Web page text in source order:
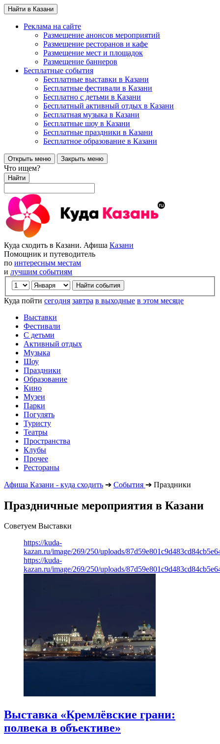
Найти в Казани
Реклама на сайте
Размещение анонсов мероприятий
Размещение ресторанов и кафе
Размещение мест и площадок
Размещение баннеров
Бесплатные события
Бесплатные выставки в Казани
Бесплатные фестивали в Казани
Бесплатно с детьми в Казани
Бесплатный активный отдых в Казани
Бесплатная музыка в Казани
Бесплатные шоу в Казани
Бесплатные праздники в Казани
Бесплатное образование в Казани
Открыть меню Закрыть меню
Что ищем?
Найти
Куда сходить в Казани. Афиша Казани
Помощник и путеводитель
по интересным местам
и лучшим событиям
Куда пойти сегодня завтра в выходные в этом месяце
Выставки
Фестивали
С детьми
Активный отдых
Музыка
Шоу
Праздники
Образование
Кино
Музеи
Парки
Погулять
Туристу
Театры
Пространства
Клубы
Прочее
Рестораны
Афиша Казани - куда сходить ➔ События ➔ Праздники
Праздничные мероприятия в Казани
Советуем Выставки
https://kuda-
kazan.ru/image/269/250/uploads/
https://kuda-
kazan.ru/image/269/250/uploads/
Выставка «Кремлёвские грани:
полвека в объективе»